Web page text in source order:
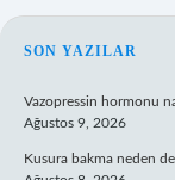
SON YAZILAR
Vazopressin hormonu
Ağustos 9, 2026
Kusura bakma neden